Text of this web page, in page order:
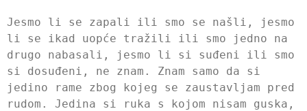
Jesmo li se zapali ili smo se našli, jesmo
li se ikad uopće tražili ili smo jedno na
drugo nabasali, jesmo li si suđeni ili smo
si dosuđeni, ne znam. Znam samo da si
jedino rame zbog kojeg se zaustavljam pred
rudom. Jedina si ruka s kojom nisam guska,